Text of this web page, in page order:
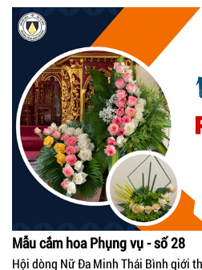
Mẫu cắm hoa Phụng vụ - số 28
Hội dòng Nữ Đa Minh Thái Bình giới